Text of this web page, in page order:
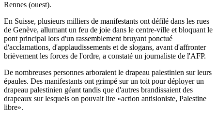
Rennes (ouest).
En Suisse, plusieurs milliers de manifestants ont défilé dans les rues
de Genève, allumant un feu de joie dans le centre-ville et bloquant le
pont principal lors d'un rassemblement bruyant ponctué
d'acclamations, d'applaudissements et de slogans, avant d'affronter
brièvement les forces de l'ordre, a constaté un journaliste de l'AFP.
De nombreuses personnes arboraient le drapeau palestinien sur leurs
épaules. Des manifestants ont grimpé sur un toit pour déployer un
drapeau palestinien géant tandis que d'autres brandissaient des
drapeaux sur lesquels on pouvait lire «action antisioniste, Palestine
libre».